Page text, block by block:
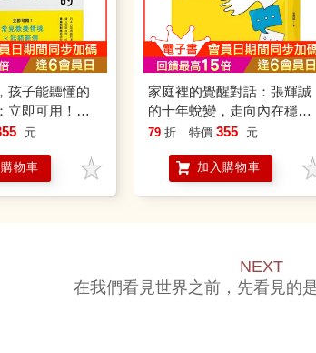
孩子能聽懂的
立即可用！常
話語範例，跟
元
物車
家庭裡的覺醒對話：張輝誠
的十年蛻變，走向內在穩定
的教養之路
79 折 特價 355 元
加入購物車
NEXT
在我們看見世界之前，先看見的